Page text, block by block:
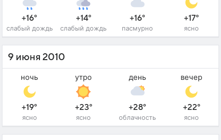
+16°
слабый дождь
+14°
слабый дождь
+16°
пасмурно
+17°
ясно
9 июня 2010
ночь
+19°
ясно
утро
+23°
ясно
день
+28°
облачность
вечер
+22°
ясно